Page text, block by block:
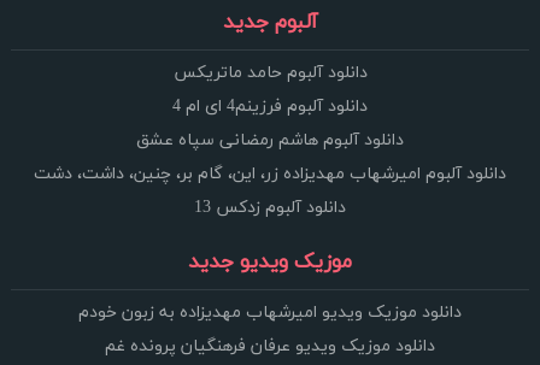
آلبوم جدید
دانلود آلبوم حامد ماتریکس
دانلود آلبوم فرزینم4 ای ام 4
دانلود آلبوم هاشم رمضانی سپاه عشق
دانلود آلبوم امیرشهاب مهدیزاده زر، این، گام بر، چنین، داشت، دشت
دانلود آلبوم زدکس 13
موزیک ویدیو جدید
دانلود موزیک ویدیو امیرشهاب مهدیزاده به زبون خودم
دانلود موزیک ویدیو عرفان فرهنگیان پرونده غم